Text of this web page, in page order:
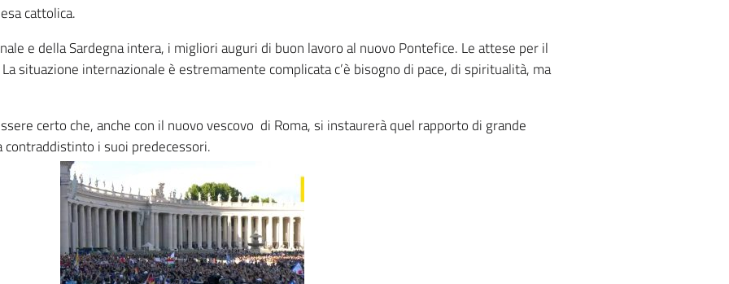
cattolica.
e della Sardegna intera, i migliori auguri di buon lavoro al nuovo Pontefice. Le attese per il
situazione internazionale è estremamente complicata c’è bisogno di pace, di spiritualità, ma
certo che, anche con il nuovo vescovo di Roma, si instaurerà quel rapporto di grande
i suoi predecessori.